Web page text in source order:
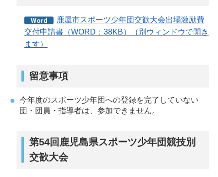
鹿屋市スポーツ少年団交歓大会出場激励費
交付申請書（WORD：38KB）（別ウィンドウで開き
ます）
留意事項
今年度のスポーツ少年団への登録を完了していない
団・団員・指導者は、参加できません。
第54回鹿児島県スポーツ少年団競技別
交歓大会